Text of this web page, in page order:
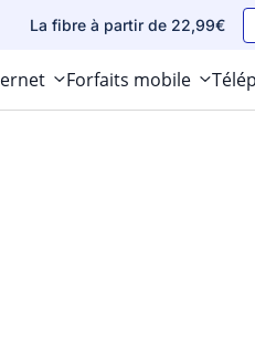
La fibre à partir de 22,99€
Forfaits mobile